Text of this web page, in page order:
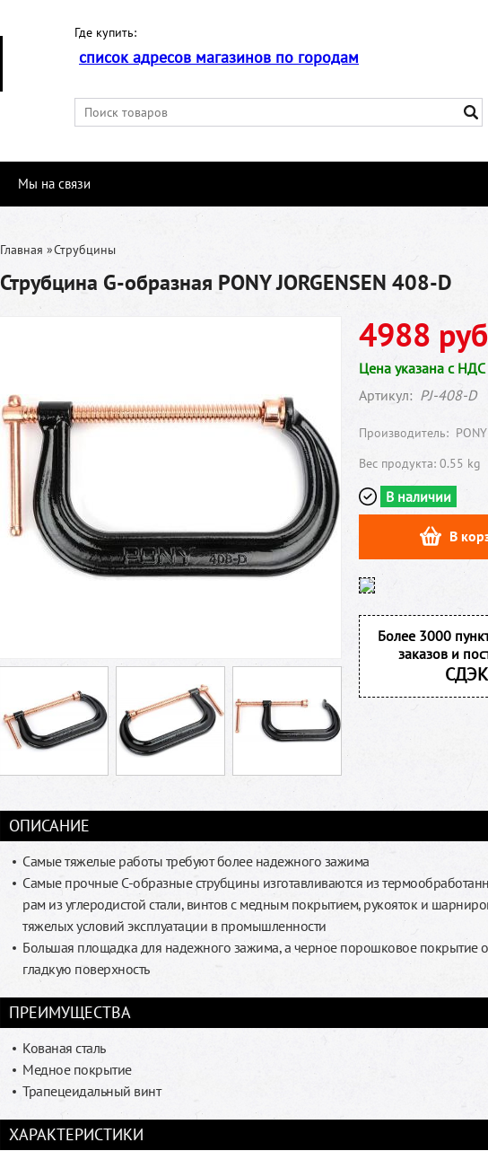
Где купить:
список адресов магазинов по городам
Мы на связи
Главная »Струбцины
Струбцина G-образная PONY JORGENSEN 408-D
4988
Цена указана с НДС
Артикул: PJ-408-D
Производитель:
Вес продукта: 0.55 kg
В наличии
В
Более 3000
заказов и
СДЭК
ОПИСАНИЕ
Самые тяжелые работы требуют более надежного зажима
Самые прочные С-образные струбцины изготавливаются из
рам из углеродистой стали, винтов с медным покрытием, рукояток и
тяжелых условий эксплуатации в промышленности
Большая площадка для надежного зажима, а черное порошковое покрытие
гладкую поверхность
ПРЕИМУЩЕСТВА
Кованая сталь
Медное покрытие
Трапецеидальный винт
ХАРАКТЕРИСТИКИ